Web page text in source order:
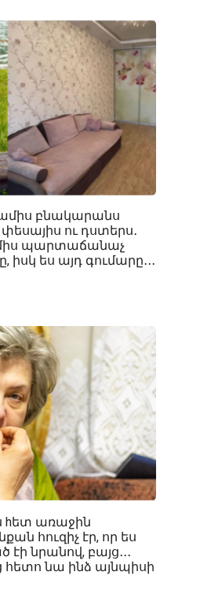
բնակարանս
ու դստերս․
պարտաճանաչ
իսկ ես այդ գումարը․․․
առաջին
հուզիչ էր, որ ես
նրանով, բայց․․․
հետո նա ինձ այնպիսի